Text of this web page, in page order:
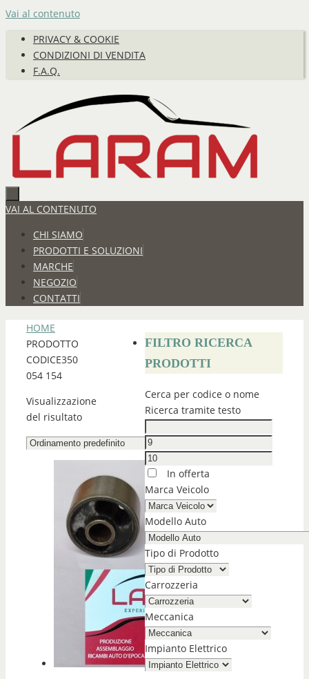
Vai al contenuto
PRIVACY & COOKIE
CONDIZIONI DI VENDITA
F.A.Q.
VAI AL CONTENUTO
CHI SIAMO
PRODOTTI E SOLUZIONI
MARCHE
NEGOZIO
CONTATTI
HOME
PRODOTTO
CODICE350
054 154
Visualizzazione
del risultato
FILTRO RICERCA
PRODOTTI
Cerca per codice o nome
Ricerca tramite testo
In offerta
Marca Veicolo
Modello Auto
Tipo di Prodotto
Carrozzeria
Meccanica
Impianto Elettrico